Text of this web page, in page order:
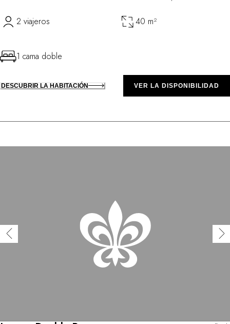
2 viajeros 40 m²
1 cama doble
DESCUBRIR LA HABITACIÓN VER LA DISPONIBILIDAD